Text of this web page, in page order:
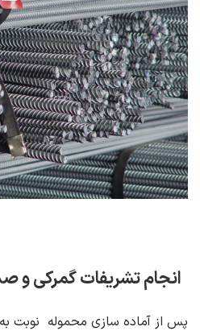
انجام تشریفات گمرکی و
پس از آماده ‌سازی محموله نوبت به